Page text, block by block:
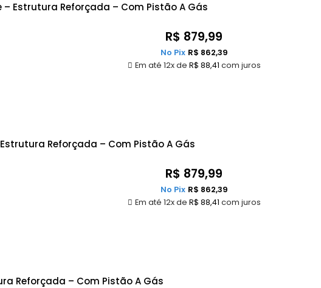
Estrutura Reforçada – Com Pistão A Gás
R$ 879,99
Em até 12x de R$ 88,41 com juros
No Pix R$ 862,39
Reforçada – Com Pistão A Gás
R$ 879,99
Em até 12x de R$ 88,41 com juros
No Pix R$ 862,39
Reforçada – Com Pistão A Gás